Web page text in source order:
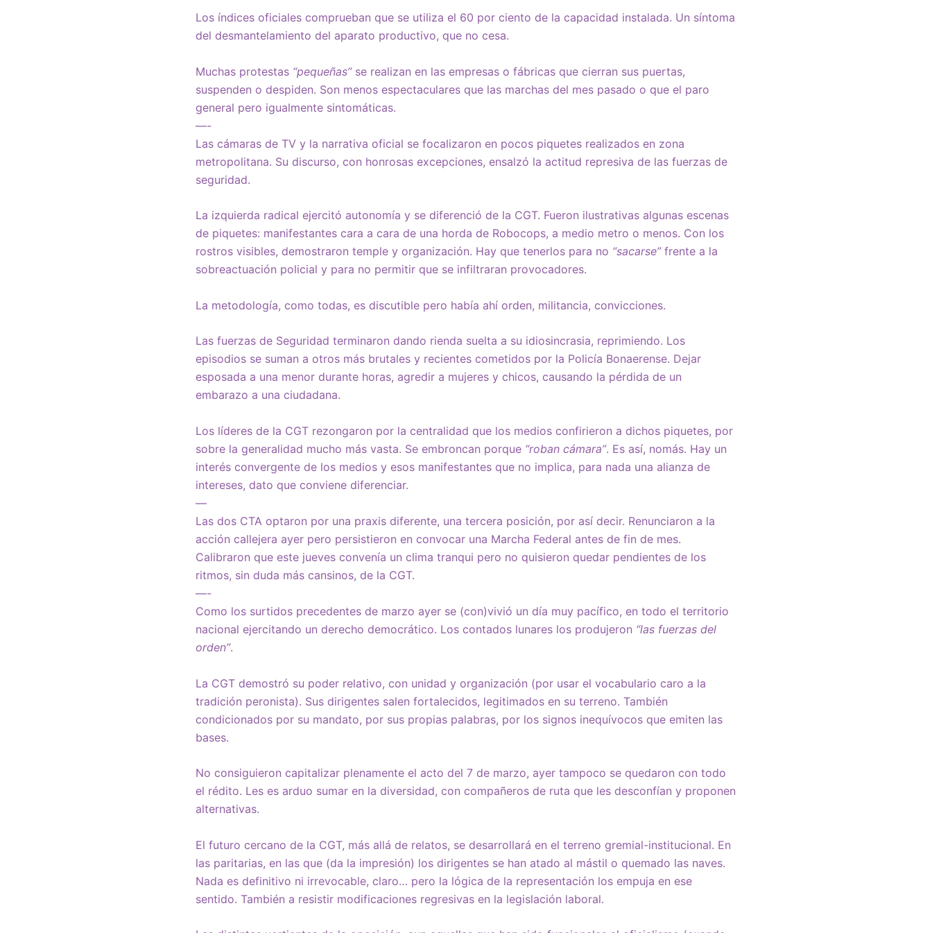
Los índices oficiales comprueban que se utiliza el 60 por ciento de la capacidad instalada. Un síntoma
del desmantelamiento del aparato productivo, que no cesa.
Muchas protestas “pequeñas”se realizan en las empresas o fábricas que cierran sus puertas,
suspenden o despiden. Son menos espectaculares que las marchas del mes pasado o que el paro
general pero igualmente sintomáticas.
—-
Las cámaras de TV y la narrativa oficial se focalizaron en pocos piquetes realizados en zona
metropolitana. Su discurso, con honrosas excepciones, ensalzó la actitud represiva de las fuerzas de
seguridad.
La izquierda radical ejercitó autonomía y se diferenció de la CGT. Fueron ilustrativas algunas escenas
de piquetes: manifestantes cara a cara de una horda de Robocops, a medio metro o menos. Con los
rostros visibles, demostraron temple y organización. Hay que tenerlos para no “sacarse”frente a la
sobreactuación policial y para no permitir que se infiltraran provocadores.
La metodología, como todas, es discutible pero había ahí orden, militancia, convicciones.
Las fuerzas de Seguridad terminaron dando rienda suelta a su idiosincrasia, reprimiendo. Los
episodios se suman a otros más brutales y recientes cometidos por la Policía Bonaerense. Dejar
esposada a una menor durante horas, agredir a mujeres y chicos, causando la pérdida de un
embarazo a una ciudadana.
Los líderes de la CGT rezongaron por la centralidad que los medios confirieron a dichos piquetes, por
sobre la generalidad mucho más vasta. Se embroncan porque “roban cámara”. Es así, nomás. Hay un
interés convergente de los medios y esos manifestantes que no implica, para nada una alianza de
intereses, dato que conviene diferenciar.
—
Las dos CTA optaron por una praxis diferente, una tercera posición, por así decir. Renunciaron a la
acción callejera ayer pero persistieron en convocar una Marcha Federal antes de fin de mes.
Calibraron que este jueves convenía un clima tranqui pero no quisieron quedar pendientes de los
ritmos, sin duda más cansinos, de la CGT.
—-
Como los surtidos precedentes de marzo ayer se (con)vivió un día muy pacífico, en todo el territorio
nacional ejercitando un derecho democrático. Los contados lunares los produjeron “las fuerzas del
orden”.
La CGT demostró su poder relativo, con unidad y organización (por usar el vocabulario caro a la
tradición peronista). Sus dirigentes salen fortalecidos, legitimados en su terreno. También
condicionados por su mandato, por sus propias palabras, por los signos inequívocos que emiten las
bases.
No consiguieron capitalizar plenamente el acto del 7 de marzo, ayer tampoco se quedaron con todo
el rédito. Les es arduo sumar en la diversidad, con compañeros de ruta que les desconfían y proponen
alternativas.
El futuro cercano de la CGT, más allá de relatos, se desarrollará en el terreno gremial-institucional. En
las paritarias, en las que (da la impresión) los dirigentes se han atado al mástil o quemado las naves.
Nada es definitivo ni irrevocable, claro… pero la lógica de la representación los empuja en ese
sentido. También a resistir modificaciones regresivas en la legislación laboral.